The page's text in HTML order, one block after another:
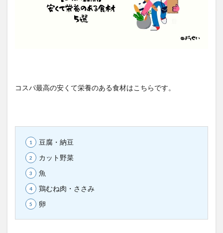
コスパ最高の安くて栄養のある食材はこちらです。
豆腐・納豆
カット野菜
魚
鶏むね肉・ささみ
卵